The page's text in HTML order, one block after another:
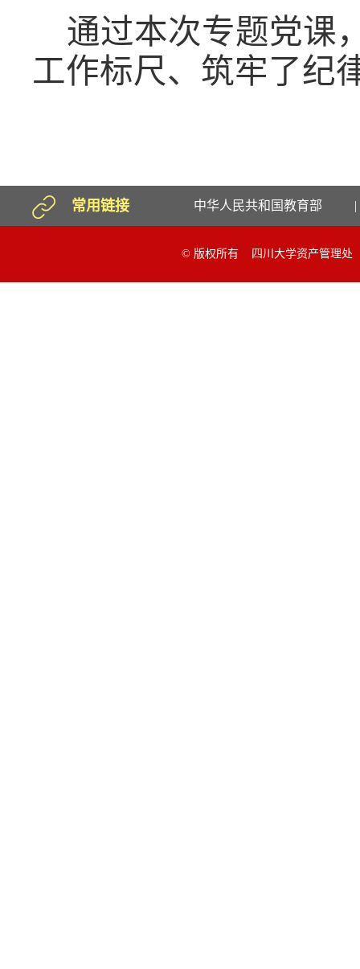
通过本次专题党课
工作标尺、筑牢了纪
常用链接 中华人民共和国教育部 |
© 版权所有 四川大学资产管理